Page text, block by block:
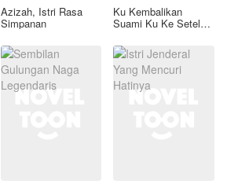
Azizah, Istri Rasa
Simpanan
Ku Kembalikan
Suami Ku Ke Setelan